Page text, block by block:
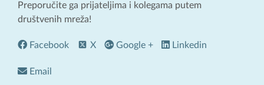
Preporučite ga prijateljima i kolegama putem
društvenih mreža!
Facebook X Google + Linkedin
Email